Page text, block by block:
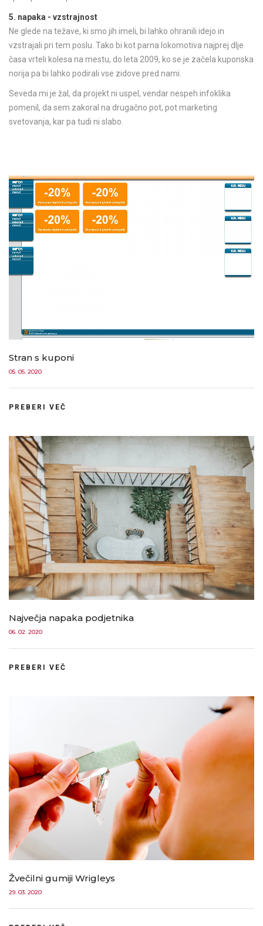
5. napaka - vzstrajnost
Ne glede na težave, ki smo jih imeli, bi lahko ohranili idejo in
vzstrajali pri tem poslu. Tako bi kot parna lokomotiva najprej dlje
časa vrteli kolesa na mestu, do leta 2009, ko se je začela kuponska
norija pa bi lahko podirali vse zidove pred nami.
Seveda mi je žal, da projekt ni uspel, vendar nespeh infoklika
pomenil, da sem zakoral na drugačno pot, pot marketing
svetovanja, kar pa tudi ni slabo.
Stran s kuponi
05. 05. 2020
PREBERI VEČ
Največja napaka podjetnika
06. 02. 2020
PREBERI VEČ
Žvečilni gumiji Wrigleys
29. 03. 2020